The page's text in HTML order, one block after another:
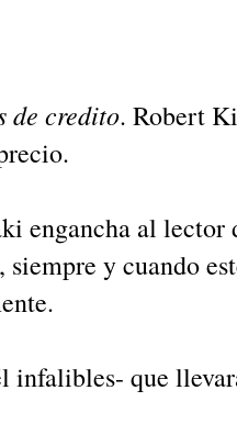
de credito. Robert
engancha al lector
y cuando
infalibles- que